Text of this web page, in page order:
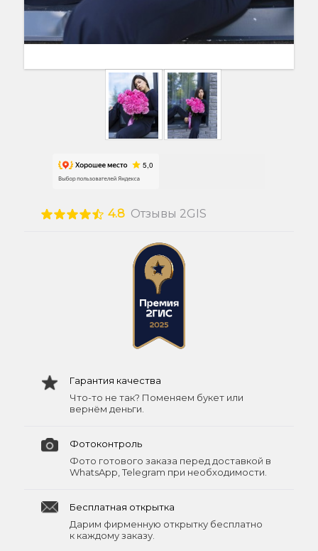
4.8 Отзывы 2GIS
Гарантия качества
Что-то не так? Поменяем букет или
вернём деньги.
Фотоконтроль
Фото готового заказа перед доставкой в
WhatsApp, Telegram при необходимости.
Бесплатная открытка
Дарим фирменную открытку бесплатно
к каждому заказу.